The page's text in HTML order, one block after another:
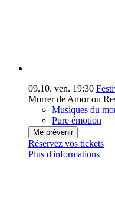
09.10. ven. 19:30
Morrer de Amor ou
Musiques du
Pure émotion
Me prévenir
Réservez vos tickets
Plus d'informations